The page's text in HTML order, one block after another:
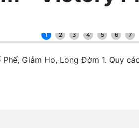
1 2 3 4 5 6 7
Giảm Ho, Long Đờm 1. Quy